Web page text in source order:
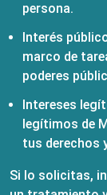
persona.
Interés
marco de
poderes
Intereses
legítimos de
tus derechos
Si lo solicitas,